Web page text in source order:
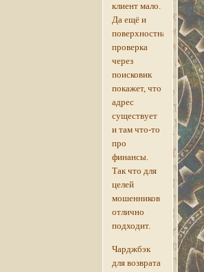
клиент мало.
Да ещё и
поверхностная
проверка
через
поисковик
покажет, что
адрес
существует
и там что-то
про
финансы.
Так что для
целей
мошенников
отлично
подходит.
Чарджбэк
для возврата